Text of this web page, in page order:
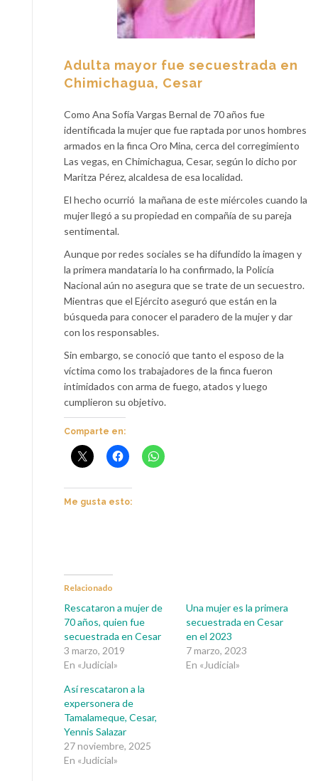
Adulta mayor fue secuestrada en
Chimichagua, Cesar
Como Ana Sofía Vargas Bernal de 70 años fue
identificada la mujer que fue raptada por unos hombres
armados en la finca Oro Mina, cerca del corregimiento
Las vegas, en Chimichagua, Cesar, según lo dicho por
Maritza Pérez, alcaldesa de esa localidad.
El hecho ocurrió la mañana de este miércoles cuando la
mujer llegó a su propiedad en compañía de su pareja
sentimental.
Aunque por redes sociales se ha difundido la imagen y
la primera mandataria lo ha confirmado, la Policía
Nacional aún no asegura que se trate de un secuestro.
Mientras que el Ejército aseguró que están en la
búsqueda para conocer el paradero de la mujer y dar
con los responsables.
Sin embargo, se conoció que tanto el esposo de la
víctima como los trabajadores de la finca fueron
intimidados con arma de fuego, atados y luego
cumplieron su objetivo.
Comparte en:
Me gusta esto:
Relacionado
Rescataron a mujer de
70 años, quien fue
secuestrada en Cesar
3 marzo, 2019
En «Judicial»
Una mujer es la primera
secuestrada en Cesar
en el 2023
7 marzo, 2023
En «Judicial»
Así rescataron a la
expersonera de
Tamalameque, Cesar,
Yennis Salazar
27 noviembre, 2025
En «Judicial»